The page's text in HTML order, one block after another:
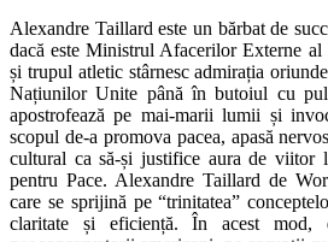
Alexandre Taillard este un bărbat de
dacă este Ministrul Afacerilor Externe al
și trupul atletic stârnesc admirația
Națiunilor Unite până în butoiul cu
apostrofează pe mai-marii lumii și
scopul de-a promova pacea, apasă
cultural ca să-și justifice aura de viitor
pentru Pace. Alexandre Taillard de
care se sprijină pe “trinitatea”
claritate și eficiență. În acest mod,